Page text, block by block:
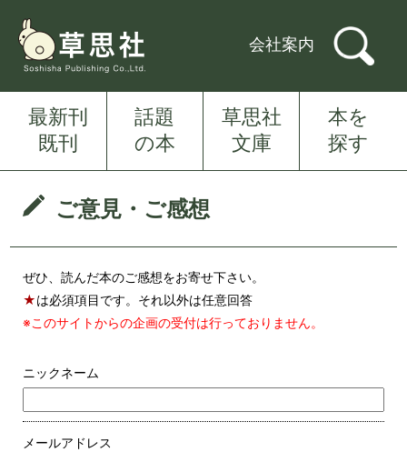
会社案内
最新刊
既刊
話題
の本
草思社
文庫
本を
探す
ご意見・ご感想
ぜひ、読んだ本のご感想をお寄せ下さい。
★は必須項目です。それ以外は任意回答
※このサイトからの企画の受付は行っておりません。
ニックネーム
メールアドレス